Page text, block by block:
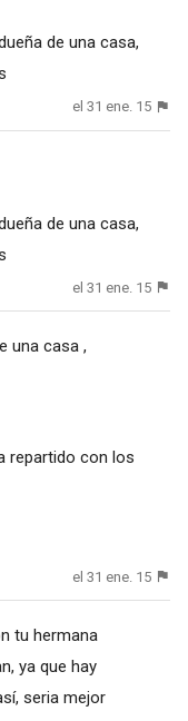
de una casa,
el 31 ene. 15
de una casa,
el 31 ene. 15
una casa ,
repartido con los
el 31 ene. 15
tu hermana
ya que hay
seria mejor